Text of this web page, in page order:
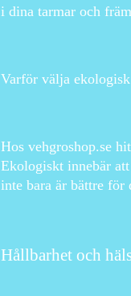
i dina tarmar och
Varför välja
Hos vehgroshop.se
Ekologiskt innebär
inte bara är bättre för
Hållbarhet och